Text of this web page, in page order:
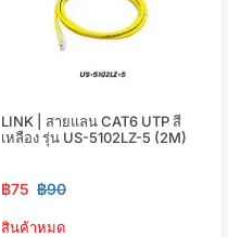
LINK | สายแลน CAT6 UTP สี
เหลือง รุ่น US-5102LZ-5 (2M)
฿75 ฿90
สินค้าหมด